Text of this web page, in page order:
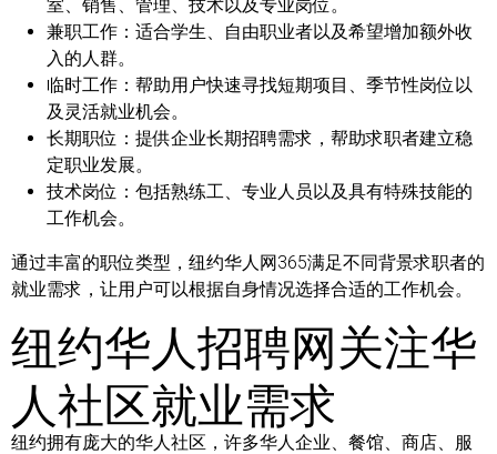
室、销售、管理、技术以及专业岗位。
兼职工作： 适合学生、自由职业者以及希望增加额外收
入的人群。
临时工作： 帮助用户快速寻找短期项目、季节性岗位以
及灵活就业机会。
长期职位： 提供企业长期招聘需求，帮助求职者建立稳
定职业发展。
技术岗位： 包括熟练工、专业人员以及具有特殊技能的
工作机会。
通过丰富的职位类型，纽约华人网365满足不同背景求职者的
就业需求，让用户可以根据自身情况选择合适的工作机会。
纽约华人招聘网关注华
人社区就业需求
纽约拥有庞大的华人社区，许多华人企业、餐馆、商店、服